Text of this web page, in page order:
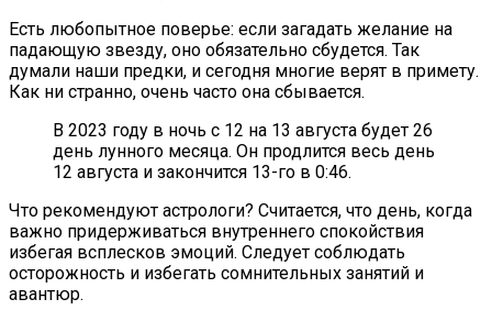
Есть любопытное поверье: если загадать желание на
падающую звезду, оно обязательно сбудется. Так
думали наши предки, и сегодня многие верят в примету.
Как ни странно, очень часто она сбывается.
В 2023 году в ночь с 12 на 13 августа будет 26
день лунного месяца. Он продлится весь день
12 августа и закончится 13-го в 0:46.
Что рекомендуют астрологи? Считается, что день, когда
важно придерживаться внутреннего спокойствия
избегая всплесков эмоций. Следует соблюдать
осторожность и избегать сомнительных занятий и
авантюр.